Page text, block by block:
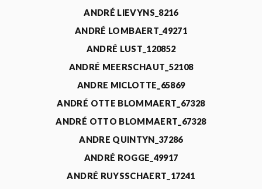
ANDRÉ LIEVYNS_8216
ANDRÉ LOMBAERT_49271
ANDRÉ LUST_120852
ANDRÉ MEERSCHAUT_52108
ANDRE MICLOTTE_65869
ANDRÉ OTTE BLOMMAERT_67328
ANDRÉ OTTO BLOMMAERT_67328
ANDRE QUINTYN_37286
ANDRÉ ROGGE_49917
ANDRÉ RUYSSCHAERT_17241